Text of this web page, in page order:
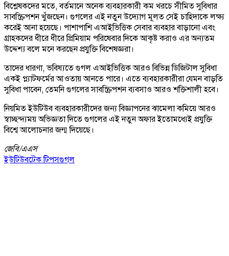
বিশ্লেষকদের মতে, বর্তমানে অনেক ব্যবহারকারী কম খরচে সীমিত সুবিধার
সাবস্ক্রিপশন খুঁজছেন। গুগলের এই নতুন উদ্যোগ মূলত সেই চাহিদাকে লক্ষ্য
করেই আনা হয়েছে। পাশাপাশি এআইভিত্তিক সেবার ব্যবহার বাড়ানো এবং
গ্রাহকদের ধীরে ধীরে প্রিমিয়াম পরিষেবার দিকে আকৃষ্ট করাও এর অন্যতম
উদ্দেশ্য বলে মনে করছেন প্রযুক্তি বিশেষজ্ঞরা।
তাদের ধারণা, ভবিষ্যতে গুগল এআইভিত্তিক আরও বিভিন্ন ডিজিটাল সুবিধা
একই প্ল্যাটফর্মের আওতায় আনতে পারে। এতে ব্যবহারকারীরা যেমন বাড়তি
সুবিধা পাবেন, তেমনি গুগলের সাবস্ক্রিপশন ব্যবসাও আরও শক্তিশালী হবে।
নিয়মিত ইউটিউব ব্যবহারকারীদের জন্য বিজ্ঞাপনের ঝামেলা কমিয়ে আরও
স্বাচ্ছন্দ্যময় অভিজ্ঞতা দিতে গুগলের এই নতুন অফার ইতোমধ্যেই প্রযুক্তি
বিশ্বে আলোচনার জন্ম দিয়েছে।
জেবি/এএস
ইউটিউবটেক টিপসগুগল